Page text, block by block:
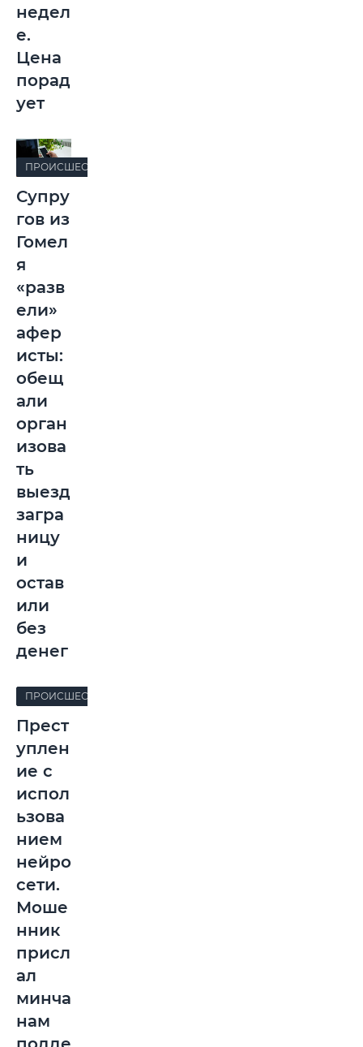
недел
е.
Цена
порад
ует
ПРОИСШЕСТВИЯ
Супру
гов из
Гомел
я
«разв
ели»
афер
исты:
обещ
али
орган
изова
ть
выезд
загра
ницу
и
остав
или
без
денег
ПРОИСШЕСТВИЯ
Прест
уплен
ие с
испол
ьзова
нием
нейро
сети.
Моше
нник
присл
ал
минча
нам